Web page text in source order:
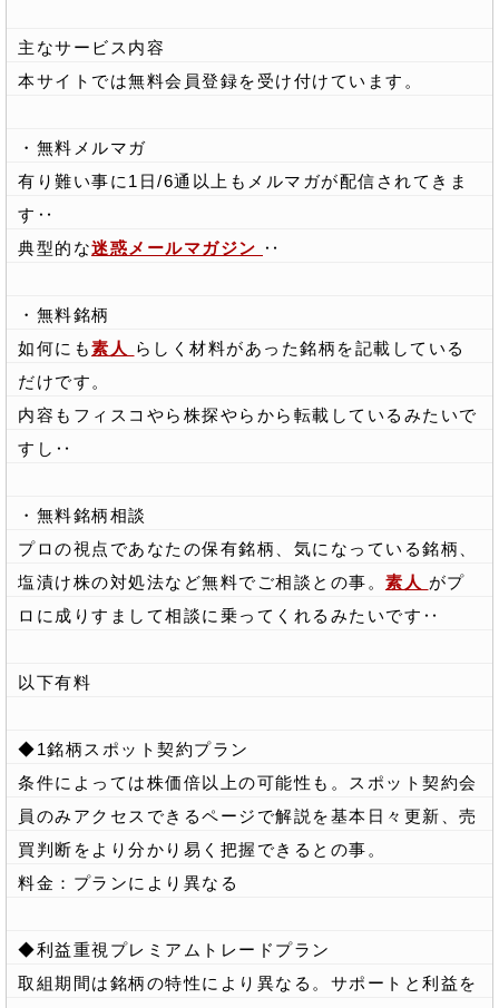
主なサービス内容
本サイトでは無料会員登録を受け付けています。
・無料メルマガ
有り難い事に1日/6通以上もメルマガが配信されてきま
す‥
典型的な迷惑メールマガジン ‥
・無料銘柄
如何にも素人
らしく材料があった銘柄を記載している
だけです。
内容もフィスコやら株探やらから転載しているみたいで
すし‥
・無料銘柄相談
プロの視点であなたの保有銘柄、気になっている銘柄、
塩漬け株の対処法など無料でご相談との事。 素人 がプ
ロに成りすまして相談に乗ってくれるみたいです‥
以下有料
◆1銘柄スポット契約プラン
条件によっては株価倍以上の可能性も。スポット契約会
員のみアクセスできるページで解説を基本日々更新、売
買判断をより分かり易く把握できるとの事。
料金：プランにより異なる
◆利益重視プレミアムトレードプラン
取組期間は銘柄の特性により異なる。サポートと利益を